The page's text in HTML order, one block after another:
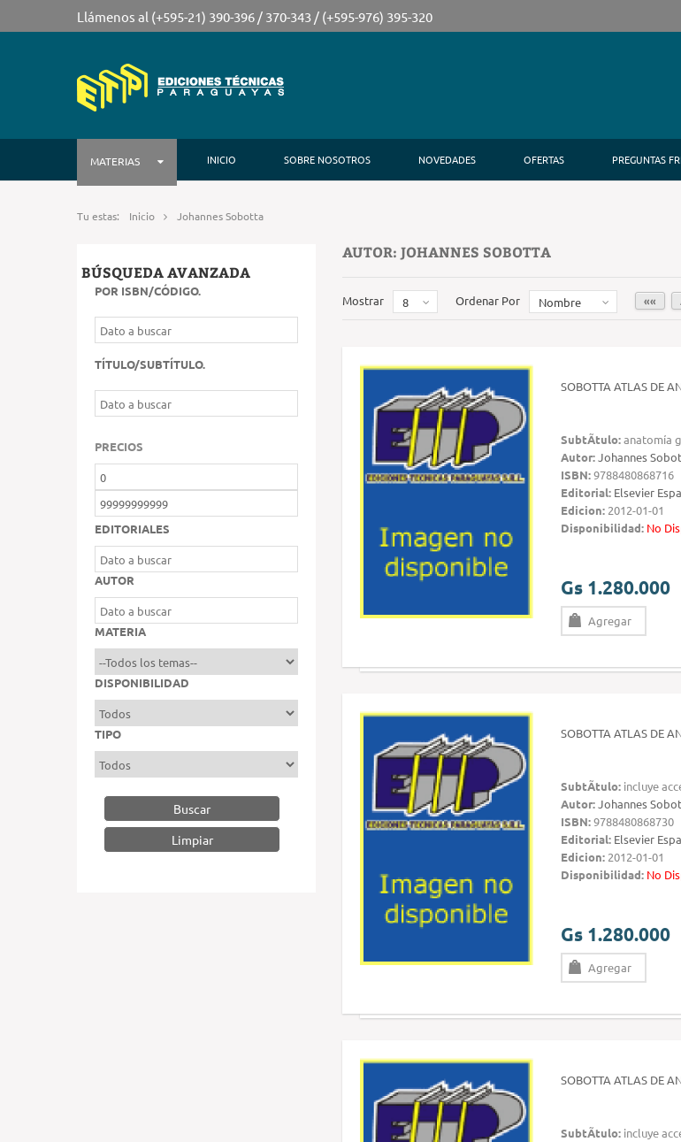
Llámenos al (+595-21) 390-396 / 370-343 / (+595-976) 395-320
MATERIAS INICIO SOBRE NOSOTROS NOVEDADES OFERTAS PREGUNTAS
Tu estas: Inicio Johannes Sobotta
BÚSQUEDA AVANZADA
POR ISBN/CÓDIGO.
TÍTULO/SUBTÍTULO.
PRECIOS
EDITORIALES
AUTOR
MATERIA
DISPONIBILIDAD
TIPO
Buscar
AUTOR: JOHANNES SOBOTTA
Mostrar 8 Ordenar Por Nombre ««
SOBOTTA ATLAS DE
SubtÃ­tulo:anatomía
Autor:Johannes
ISBN:9788480868716
Editorial: Elsevier
Edicion: 2012-01-01
Disponibilidad: No
Gs 1.280.000
Agregar
SOBOTTA ATLAS DE
SubtÃ­tulo: incluye
Autor:Johannes
ISBN:9788480868730
Editorial: Elsevier
Edicion: 2012-01-01
Disponibilidad: No
Gs 1.280.000
Agregar
SOBOTTA ATLAS DE
SubtÃ­tulo: incluye